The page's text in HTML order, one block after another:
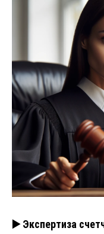
▶️ Экспертиза